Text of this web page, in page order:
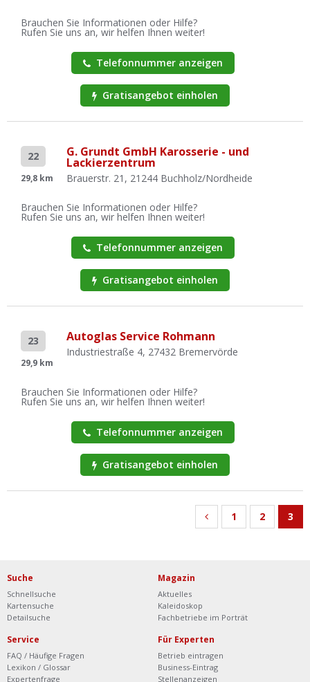
Brauchen Sie Informationen oder Hilfe?
Rufen Sie uns an, wir helfen Ihnen weiter!
Telefonnummer anzeigen
Gratisangebot einholen
22
29,8 km
G. Grundt GmbH Karosserie - und
Lackierzentrum
Brauerstr. 21, 21244 Buchholz/Nordheide
Brauchen Sie Informationen oder Hilfe?
Rufen Sie uns an, wir helfen Ihnen weiter!
Telefonnummer anzeigen
Gratisangebot einholen
23
29,9 km
Autoglas Service Rohmann
Industriestraße 4, 27432 Bremervörde
Brauchen Sie Informationen oder Hilfe?
Rufen Sie uns an, wir helfen Ihnen weiter!
Telefonnummer anzeigen
Gratisangebot einholen
1 2 3
Suche
Schnellsuche
Kartensuche
Detailsuche
Magazin
Aktuelles
Kaleidoskop
Fachbetriebe im Porträt
Service
FAQ / Häufige Fragen
Lexikon / Glossar
Expertenfrage
Für Experten
Betrieb eintragen
Business-Eintrag
Stellenanzeigen